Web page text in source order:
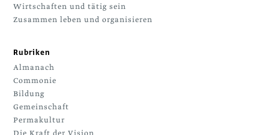
Wirtschaften und tätig sein
Zusammen leben und organisieren
Rubriken
Almanach
Commonie
Bildung
Gemeinschaft
Permakultur